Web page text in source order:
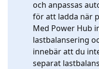
och anpassas
för att ladda när
Med Power Hub
lastbalansering
innebär att du
separat